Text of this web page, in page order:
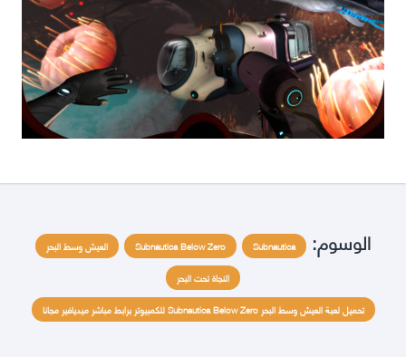
الوسوم: Subnautica
Subnautica Below Zero
العيش وسط البحر
النجاة تحت البحر
تحميل لعبة العيش وسط البحر Subnautica Below Zero للكمبيوتر برابط مباشر ميديافير مجانا